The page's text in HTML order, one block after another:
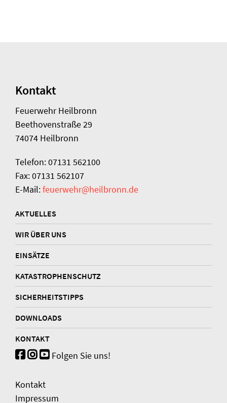
Kontakt
Feuerwehr Heilbronn
Beethovenstraße 29
74074 Heilbronn
Telefon: 07131 562100
Fax: 07131 562107
E-Mail:feuerwehr@heilbronn.de
AKTUELLES
WIR ÜBER UNS
EINSÄTZE
KATASTROPHENSCHUTZ
SICHERHEITSTIPPS
DOWNLOADS
KONTAKT
Folgen Sie uns!
Kontakt
Impressum